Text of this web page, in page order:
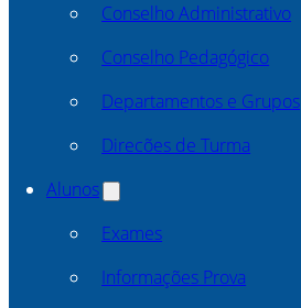
Conselho Administrativo
Conselho Pedagógico
Departamentos e Grupos
Direcões de Turma
Alunos
Exames
Informações Prova